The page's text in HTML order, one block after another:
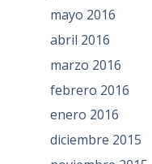
mayo 2016
abril 2016
marzo 2016
febrero 2016
enero 2016
diciembre 2015